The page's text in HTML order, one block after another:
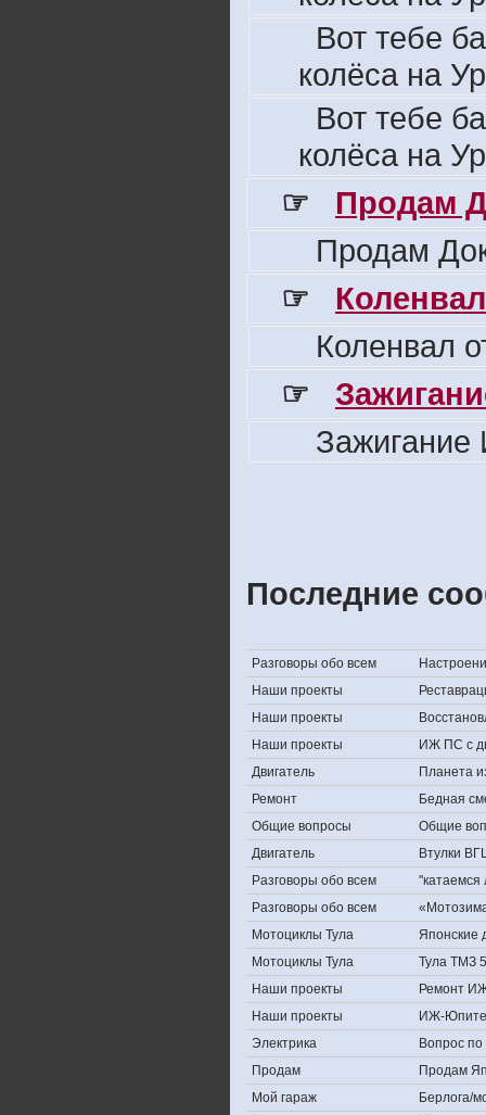
Вот тебе
колёса на
Вот тебе
колёса на
☞
Продам
Продам
☞
Коленвал
☞
Последние
Разговоры обо всем
Наши проекты
Наши проекты
Наши проекты
ИЖ ПС с
Двигатель
Планета
Ремонт
Бедная
Общие вопросы
Общие
Двигатель
Втулки
Разговоры обо всем
Разговоры обо всем
Мотоциклы Тула
Японские
Мотоциклы Тула
Тула ТМЗ
Наши проекты
Ремонт
Наши проекты
ИЖ-
Электрика
Вопрос по
Продам
Продам
Мой гараж
Берлога/